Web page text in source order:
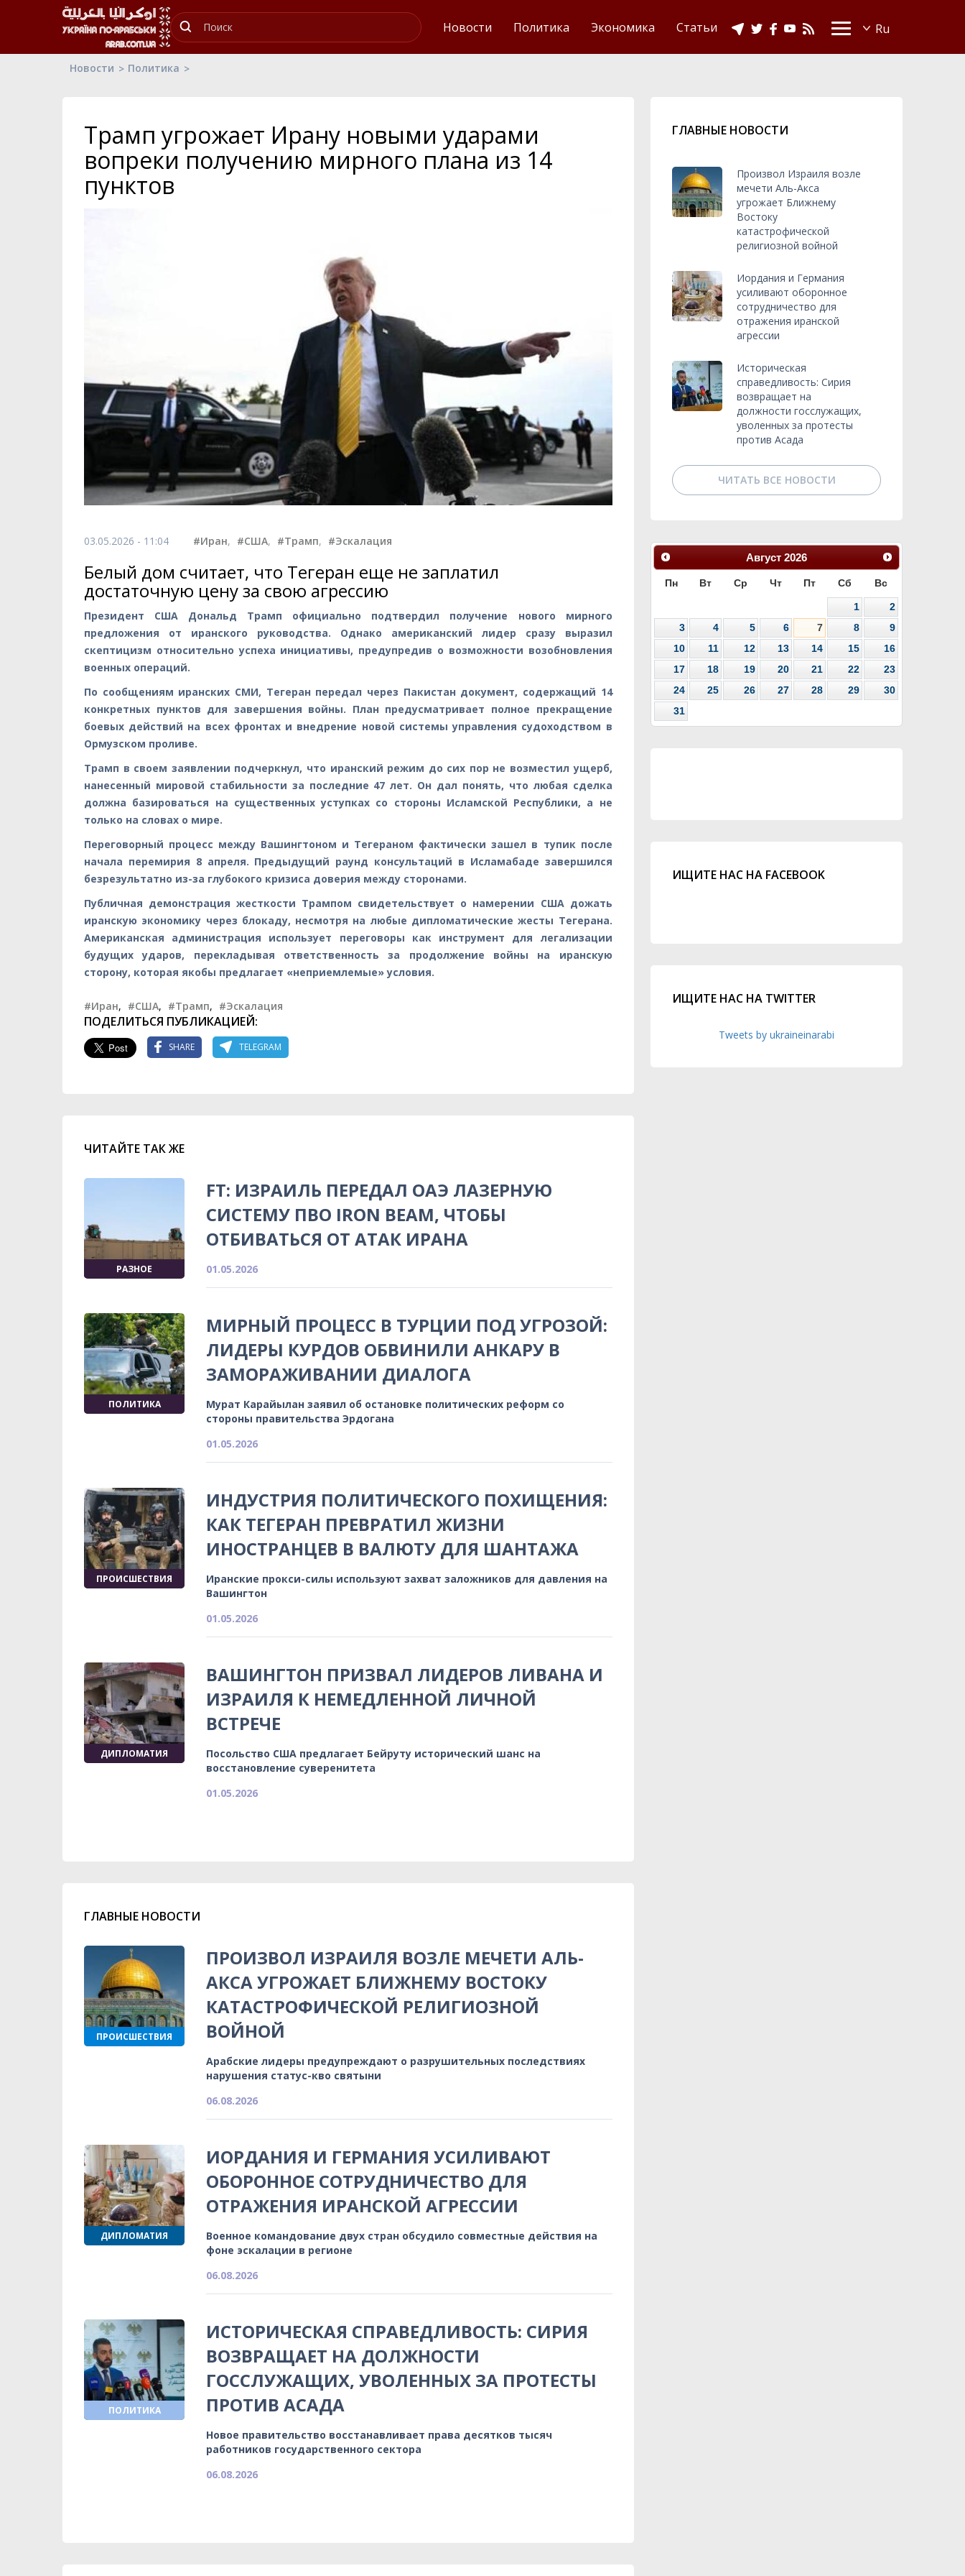
Новости Политика Экономика Статьи
Новости Политика
Трамп угрожает Ирану новыми ударами
вопреки получению мирного плана из 14
пунктов
03.05.2026 - 11:04 #Иран, #США, #Трамп, #Эскалация
Белый дом считает, что Тегеран еще не заплатил
достаточную цену за свою агрессию
Президент США Дональд Трамп официально подтвердил получение нового мирного
предложения от иранского руководства. Однако американский лидер сразу выразил
скептицизм относительно успеха инициативы, предупредив о возможности возобновления
военных операций.
По сообщениям иранских СМИ, Тегеран передал через Пакистан документ, содержащий 14
конкретных пунктов для завершения войны. План предусматривает полное прекращение
боевых действий на всех фронтах и внедрение новой системы управления судоходством в
Ормузском проливе.
Трамп в своем заявлении подчеркнул, что иранский режим до сих пор не возместил ущерб,
нанесенный мировой стабильности за последние 47 лет. Он дал понять, что любая сделка
должна базироваться на существенных уступках со стороны Исламской Республики, а не
только на словах о мире.
Переговорный процесс между Вашингтоном и Тегераном фактически зашел в тупик после
начала перемирия 8 апреля. Предыдущий раунд консультаций в Исламабаде завершился
безрезультатно из-за глубокого кризиса доверия между сторонами.
Публичная демонстрация жесткости Трампом свидетельствует о намерении США дожать
иранскую экономику через блокаду, несмотря на любые дипломатические жесты Тегерана.
Американская администрация использует переговоры как инструмент для легализации
будущих ударов, перекладывая ответственность за продолжение войны на иранскую
сторону, которая якобы предлагает «неприемлемые» условия.
#Иран, #США, #Трамп, #Эскалация
ПОДЕЛИТЬСЯ ПУБЛИКАЦИЕЙ:
SHARE TELEGRAM
ЧИТАЙТЕ ТАК ЖЕ
РАЗНОЕ
FT: ИЗРАИЛЬ ПЕРЕДАЛ ОАЭ ЛАЗЕРНУЮ
СИСТЕМУ ПВО IRON BEAM, ЧТОБЫ
ОТБИВАТЬСЯ ОТ АТАК ИРАНА
01.05.2026
ПОЛИТИКА
МИРНЫЙ ПРОЦЕСС В ТУРЦИИ ПОД УГРОЗОЙ:
ЛИДЕРЫ КУРДОВ ОБВИНИЛИ АНКАРУ В
ЗАМОРАЖИВАНИИ ДИАЛОГА
Мурат Карайылан заявил об остановке политических реформ со
стороны правительства Эрдогана
01.05.2026
ПРОИСШЕСТВИЯ
ИНДУСТРИЯ ПОЛИТИЧЕСКОГО ПОХИЩЕНИЯ:
КАК ТЕГЕРАН ПРЕВРАТИЛ ЖИЗНИ
ИНОСТРАНЦЕВ В ВАЛЮТУ ДЛЯ ШАНТАЖА
Иранские прокси-силы используют захват заложников для давления на
Вашингтон
01.05.2026
ДИПЛОМАТИЯ
ВАШИНГТОН ПРИЗВАЛ ЛИДЕРОВ ЛИВАНА И
ИЗРАИЛЯ К НЕМЕДЛЕННОЙ ЛИЧНОЙ
ВСТРЕЧЕ
Посольство США предлагает Бейруту исторический шанс на
восстановление суверенитета
01.05.2026
ГЛАВНЫЕ НОВОСТИ
ПРОИСШЕСТВИЯ
ПРОИЗВОЛ ИЗРАИЛЯ ВОЗЛЕ МЕЧЕТИ АЛЬ-
АКСА УГРОЖАЕТ БЛИЖНЕМУ ВОСТОКУ
КАТАСТРОФИЧЕСКОЙ РЕЛИГИОЗНОЙ
ВОЙНОЙ
Арабские лидеры предупреждают о разрушительных последствиях
нарушения статус-кво святыни
06.08.2026
ДИПЛОМАТИЯ
ИОРДАНИЯ И ГЕРМАНИЯ УСИЛИВАЮТ
ОБОРОННОЕ СОТРУДНИЧЕСТВО ДЛЯ
ОТРАЖЕНИЯ ИРАНСКОЙ АГРЕССИИ
Военное командование двух стран обсудило совместные действия на
фоне эскалации в регионе
06.08.2026
ПОЛИТИКА
ИСТОРИЧЕСКАЯ СПРАВЕДЛИВОСТЬ: СИРИЯ
ВОЗВРАЩАЕТ НА ДОЛЖНОСТИ
ГОССЛУЖАЩИХ, УВОЛЕННЫХ ЗА ПРОТЕСТЫ
ПРОТИВ АСАДА
Новое правительство восстанавливает права десятков тысяч
работников государственного сектора
06.08.2026
ГЛАВНЫЕ НОВОСТИ
Произвол Израиля возле
мечети Аль-Акса
угрожает Ближнему
Востоку
катастрофической
религиозной войной
Иордания и Германия
усиливают оборонное
сотрудничество для
отражения иранской
агрессии
Историческая
справедливость: Сирия
возвращает на
должности госслужащих,
уволенных за протесты
против Асада
ЧИТАТЬ ВСЕ НОВОСТИ
Август 2026
Пн Вт Ср Чт Пт Сб Вс
1
2
3
4 5 6 7 8
9
10
11 12 13 14 15
16
17
18 19 20 21 22
23
24
25 26 27 28 29
30
31
ИЩИТЕ НАС НА FACEBOOK
ИЩИТЕ НАС НА TWITTER
Tweets by ukraineinarabi